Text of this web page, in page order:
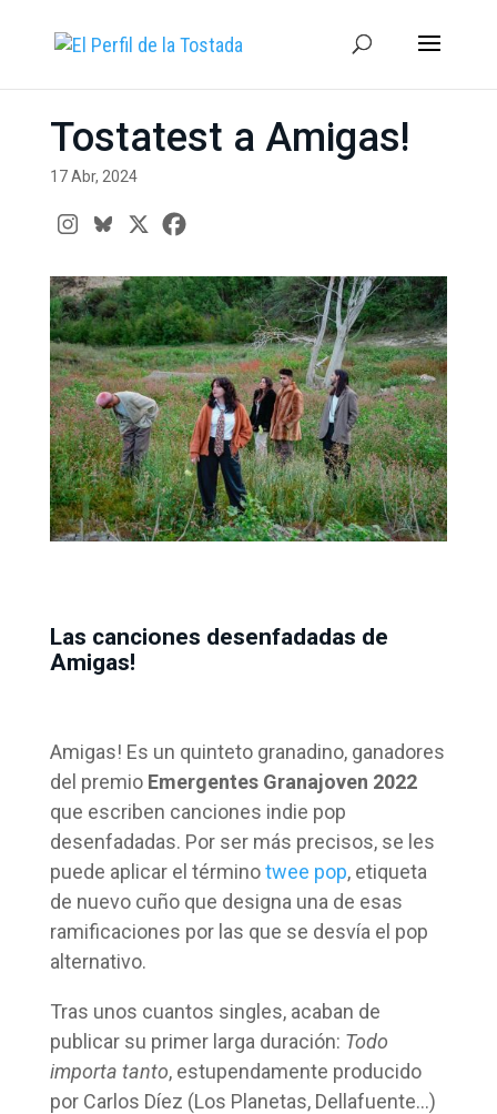
Tostatest a Amigas!
17 Abr, 2024
Las canciones desenfadadas de
Amigas!
Amigas! Es un quinteto granadino, ganadores
del premio Emergentes Granajoven 2022
que escriben canciones indie pop
desenfadadas. Por ser más precisos, se les
puede aplicar el términotwee pop, etiqueta
de nuevo cuño que designa una de esas
ramificaciones por las que se desvía el pop
alternativo.
Tras unos cuantos singles, acaban de
publicar su primer larga duración: Todo
importa tanto, estupendamente producido
por Carlos Díez (Los Planetas, Dellafuente…)